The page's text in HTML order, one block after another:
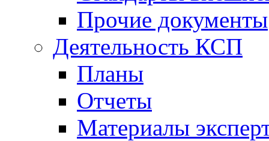
Прочие документы
Деятельность КСП
Планы
Отчеты
Материалы